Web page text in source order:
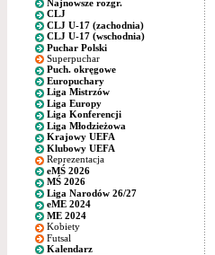
Najnowsze rozgr.
CLJ
CLJ U-17 (zachodnia)
CLJ U-17 (wschodnia)
Puchar Polski
Superpuchar
Puch. okręgowe
Europuchary
Liga Mistrzów
Liga Europy
Liga Konferencji
Liga Młodzieżowa
Krajowy UEFA
Klubowy UEFA
Reprezentacja
eMŚ 2026
MŚ 2026
Liga Narodów 26/27
eME 2024
ME 2024
Kobiety
Futsal
Kalendarz